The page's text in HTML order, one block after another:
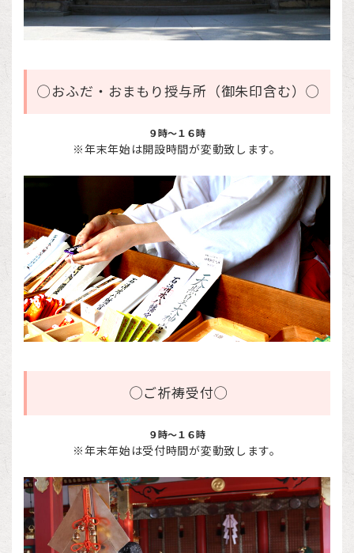
◯おふだ・おまもり授与所（御朱印含む）◯
９時～１６時
※年末年始は開設時間が変動致します。
◯ご祈祷受付◯
９時～１６時
※年末年始は受付時間が変動致します。